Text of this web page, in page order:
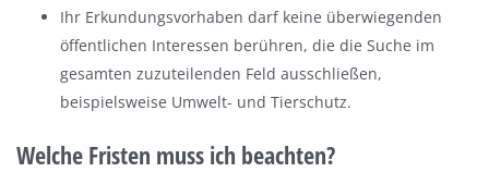
Ihr Erkundungsvorhaben darf keine überwiegenden
öffentlichen Interessen berühren, die die Suche im
gesamten zuzuteilenden Feld ausschließen,
beispielsweise Umwelt- und Tierschutz.
Welche Fristen muss ich beachten?